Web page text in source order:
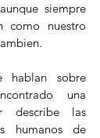
siempre
como nuestro
hablan sobre
una
describe las
humanos de